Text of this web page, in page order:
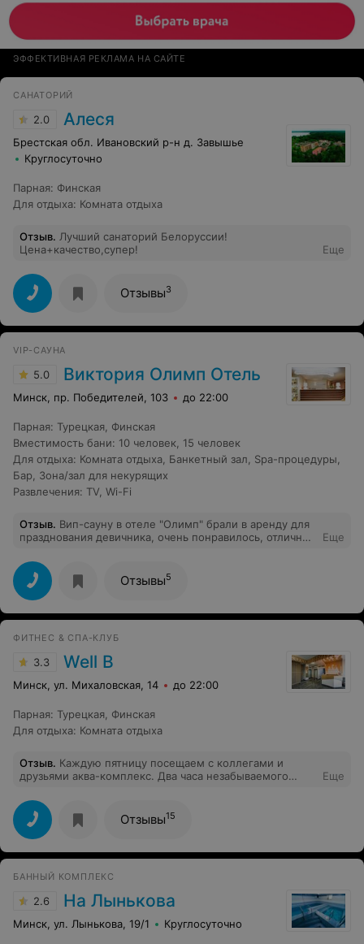
ЭФФЕКТИВНАЯ РЕКЛАМА НА САЙТЕ
САНАТОРИЙ
2.0 Алеся
Брестская обл. Ивановский р-н д. Завышье
Круглосуточно
Парная: Финская
Для отдыха: Комната отдыха
Отзыв. Лучший санаторий Белоруссии!
Цена+качество,супер!
Еще
Отзывы3
VIP-САУНА
5.0 Виктория Олимп Отель
Минск, пр. Победителей, 103 до 22:00
Парная: Турецкая Финская
Вместимость бани: 10 человек 15 человек
Для отдыха: Комната отдыха Банкетный зал Spa-процедуры
Бар
Зона/зал для некурящих
Развлечения: TV Wi-Fi
Отзыв. Вип-сауну в отеле "Олимп" брали в аренду для
празднования девичника, очень понравилось, отличный
весело провели время, рекомендую от всей души!
Еще
Отзывы5
ФИТНЕС & СПА-КЛУБ
3.3 Well B
Минск, ул. Михаловская, 14 до 22:00
Парная: Турецкая Финская
Для отдыха: Комната отдыха
Отзыв. Каждую пятницу посещаем с коллегами и
друзьями аква-комплекс. Два часа незабываемого
более чем предостаточно, стоимость демократичная.
Очень рекомендуем!
Еще
Отзывы15
БАННЫЙ КОМПЛЕКС
2.6 На Лынькова
Минск, ул. Лынькова, 19/1 Круглосуточно